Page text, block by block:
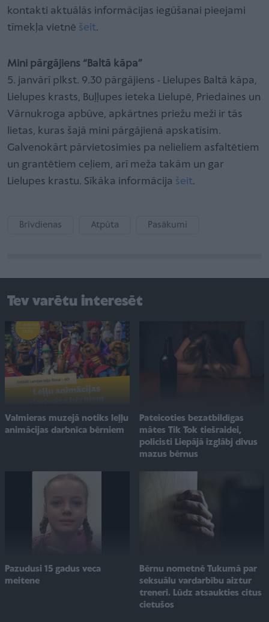
kontakti aktuālās informācijas iegūšanai pieejami
tīmekļa vietnē šeit.
Mini pārgājiens “Baltā kāpa”
5. janvārī plkst. 9.30 pārgājiens - Lielupes Baltā kāpa,
Lielupes krasts, Buļļupes ieteka Lielupē, Priedaines un
Vārnukroga apbūve, apkārtnes priežu meži ir tās
lietas, kuras šajā mini pārgājienā apskatīsim.
Galvenokārt pārvietosimies pa nelieliem asfaltētiem
un grantētiem ceļiem, arī meža takām un gar
Lielupes krastu. Sīkāka informācija šeit.
Brīvdienas Atpūta Pasākumi
Tev varētu interesēt
Valmieras muzejā notiks leļļu
animācijas darbnīca bērniem
Pateicoties bezatbildīgas
mātes Tik Tok tiešraidei,
policisti Liepājā izglābj divus
mazus bērnus
Pazudusi 15 gadus veca
meitene
Bērnu nometnē Tukumā par
seksuālu vardarbību aiztur
treneri. Lūdz atsaukties citus
cietušos